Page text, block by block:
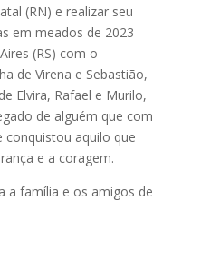
(RN) e realizar seu
em meados de 2023
(RS) com o
de Virena e Sebastião,
Elvira, Rafael e Murilo,
de alguém que com
conquistou aquilo que
e a coragem.
a família e os amigos de